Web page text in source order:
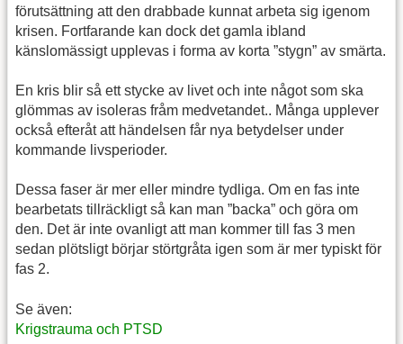
förutsättning att den drabbade kunnat arbeta sig igenom
krisen. Fortfarande kan dock det gamla ibland
känslomässigt upplevas i forma av korta ”stygn” av smärta.
En kris blir så ett stycke av livet och inte något som ska
glömmas av isoleras fråm medvetandet.. Många upplever
också efteråt att händelsen får nya betydelser under
kommande livsperioder.
Dessa faser är mer eller mindre tydliga. Om en fas inte
bearbetats tillräckligt så kan man ”backa” och göra om
den. Det är inte ovanligt att man kommer till fas 3 men
sedan plötsligt börjar störtgråta igen som är mer typiskt för
fas 2.
Se även:
Krigstrauma och PTSD